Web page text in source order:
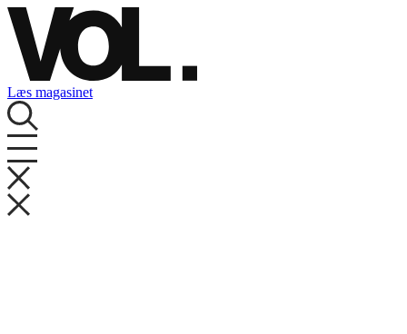
Videre
til
indhold
Læs magasinet